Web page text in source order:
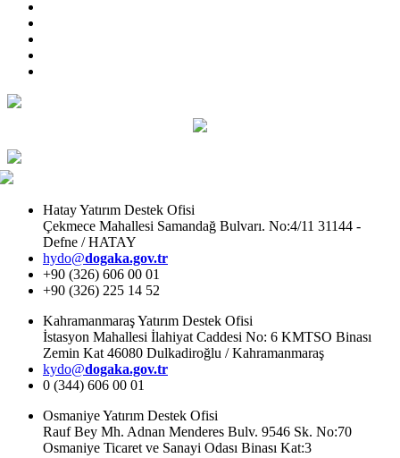
Hatay Yatırım Destek Ofisi
Çekmece Mahallesi Samandağ Bulvarı. No:4/11 31144 -
Defne / HATAY
hydo@dogaka.gov.tr
+90 (326) 606 00 01
+90 (326) 225 14 52
Kahramanmaraş Yatırım Destek Ofisi
İstasyon Mahallesi İlahiyat Caddesi No: 6 KMTSO Binası
Zemin Kat 46080 Dulkadiroğlu / Kahramanmaraş
kydo@dogaka.gov.tr
0 (344) 606 00 01
Osmaniye Yatırım Destek Ofisi
Rauf Bey Mh. Adnan Menderes Bulv. 9546 Sk. No:70
Osmaniye Ticaret ve Sanayi Odası Binası Kat:3